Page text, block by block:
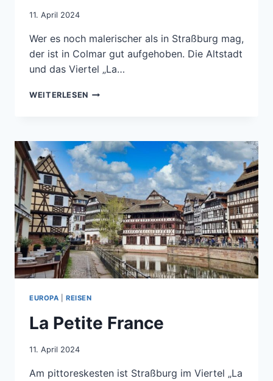
11. April 2024
Wer es noch malerischer als in Straßburg mag,
der ist in Colmar gut aufgehoben. Die Altstadt
und das Viertel „La…
WEITERLESEN COLMAR
EUROPA |REISEN
La Petite France
11. April 2024
Am pittoreskesten ist Straßburg im Viertel „La